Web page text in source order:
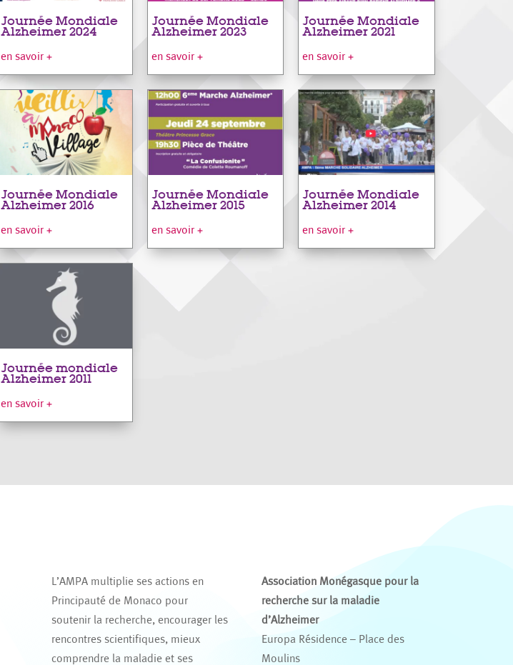
Journée Mondiale
Alzheimer 2024
en savoir +
Journée Mondiale
Alzheimer 2023
en savoir +
Journée Mondiale
Alzheimer 2021
en savoir +
Journée Mondiale
Alzheimer 2016
en savoir +
Journée Mondiale
Alzheimer 2015
en savoir +
Journée Mondiale
Alzheimer 2014
en savoir +
Journée mondiale
Alzheimer 2011
en savoir +
L’AMPA multiplie ses actions en
Principauté de Monaco pour
soutenir la recherche, encourager les
rencontres scientifiques, mieux
comprendre la maladie et ses
Association Monégasque pour la
recherche sur la maladie
d’Alzheimer
Europa Résidence – Place des
Moulins